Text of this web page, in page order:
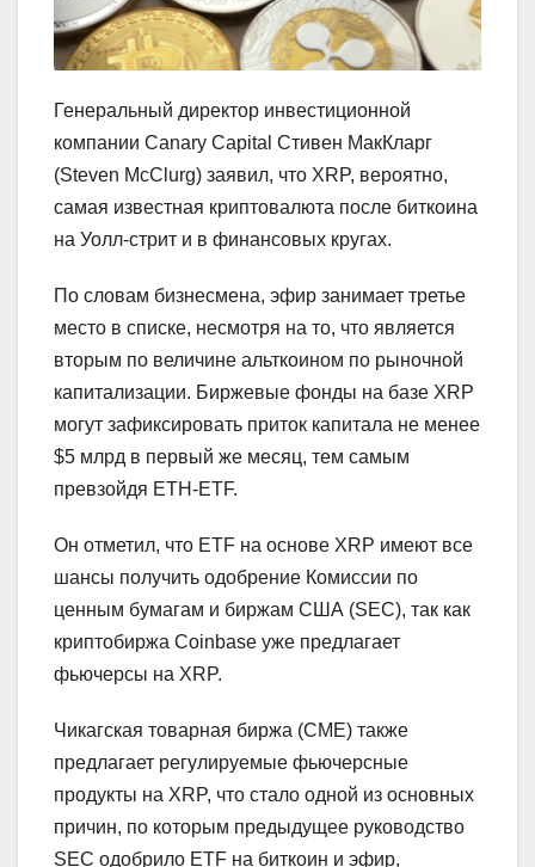
Генеральный директор инвестиционной
компании Canary Capital Стивен МакКларг
(Steven McClurg) заявил, что XRP, вероятно,
самая известная криптовалюта после биткоина
на Уолл-стрит и в финансовых кругах.
По словам бизнесмена, эфир занимает третье
место в списке, несмотря на то, что является
вторым по величине альткоином по рыночной
капитализации. Биржевые фонды на базе XRP
могут зафиксировать приток капитала не менее
$5 млрд в первый же месяц, тем самым
превзойдя ETH-ETF.
Он отметил, что ETF на основе XRP имеют все
шансы получить одобрение Комиссии по
ценным бумагам и биржам США (SEC), так как
криптобиржа Coinbase уже предлагает
фьючерсы на XRP.
Чикагская товарная биржа (CME) также
предлагает регулируемые фьючерсные
продукты на XRP, что стало одной из основных
причин, по которым предыдущее руководство
SEC одобрило ETF на биткоин и эфир,